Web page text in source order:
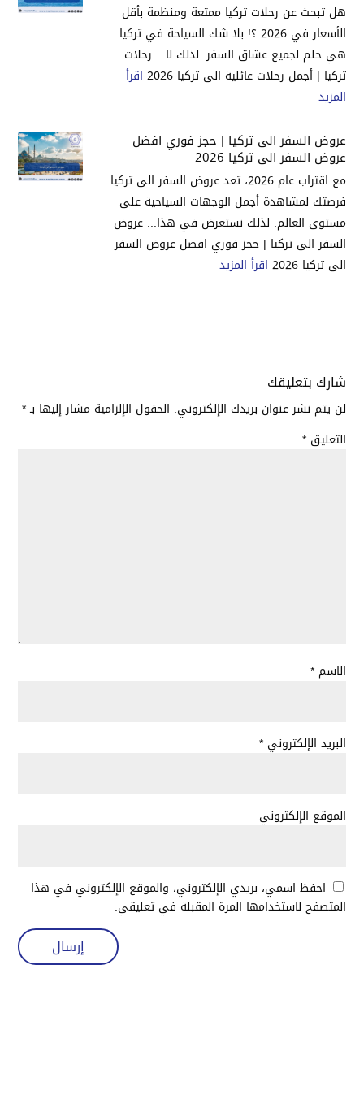
هل تبحث عن رحلات تركيا ممتعة ومنظمة بأقل
الأسعار في 2026 ؟! بلا شك السياحة في تركيا
هي حلم لجميع عشاق السفر. لذلك لا... رحلات
تركيا | أجمل رحلات عائلية الى تركيا 2026
اقرأ
المزيد
عروض السفر الى تركيا | حجز فوري افضل
عروض السفر الى تركيا 2026
مع اقتراب عام 2026، تعد عروض السفر الى تركيا
فرصتك لمشاهدة أجمل الوجهات السياحية على
مستوى العالم. لذلك نستعرض في هذا... عروض
السفر الى تركيا | حجز فوري افضل عروض السفر
الى تركيا 2026
اقرأ المزيد
شارك بتعليقك
لن يتم نشر عنوان بريدك الإلكتروني. الحقول الإلزامية مشار إليها بـ*
التعليق *
الاسم *
البريد الإلكتروني *
الموقع الإلكتروني
احفظ اسمي، بريدي الإلكتروني، والموقع الإلكتروني في هذا
المتصفح لاستخدامها المرة المقبلة في تعليقي.